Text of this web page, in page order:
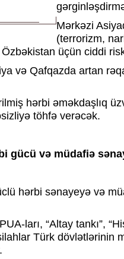
Mərkəzi
(terrorizm,
Özbəkistan üçün ciddi
və Qafqazda artan
hərbi əməkdaşlıq
töhfə verəcək.
gücü və müdafiə
hərbi sənayeyə və
ları, “Altay tankı”,
Türk dövlətlərinin